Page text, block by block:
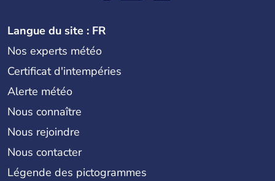
Langue du site : FR
Nos experts météo
Certificat d'intempéries
Alerte météo
Nous connaître
Nous rejoindre
Nous contacter
Légende des pictogrammes